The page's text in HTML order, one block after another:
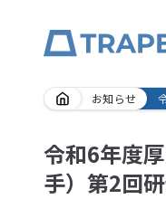
content
お知らせ
令和6年度
手）第2回